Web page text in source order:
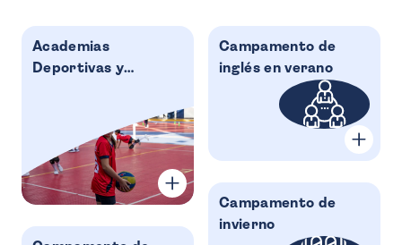
Academias
Deportivas y
Campamento de
inglés en verano
Campamento de
invierno